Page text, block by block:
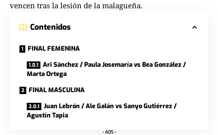
vencen tras la lesión de la malagueña.
Contenidos
FINAL FEMENINA
Ari Sánchez / Paula Josemaría vs Bea González /
Marta Ortega
FINAL MASCULINA
Juan Lebrón / Ale Galán vs Sanyo Gutiérrez /
Agustín Tapia
- ADS -